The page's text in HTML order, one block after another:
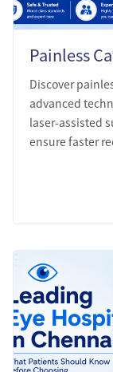
Discover
advanced
laser-assisted
ensure faster